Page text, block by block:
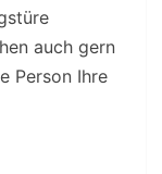
auch gern
Person Ihre